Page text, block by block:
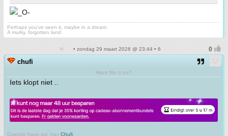
Perhaps you've seen it, maybe in a dream.
A murky, forgotten land.
• zondag 29 maart 2026 @ 23:44 • 6
chufi
Hace frio o no?
Iets klopt niet ..
Cuando haya sol, hay Chufi